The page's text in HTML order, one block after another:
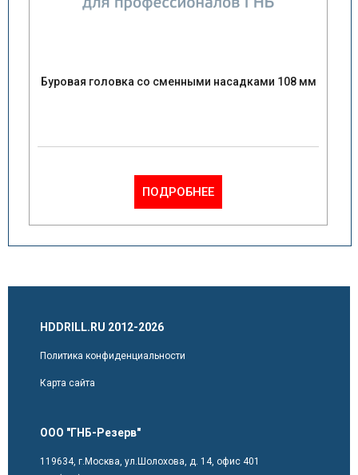
Буровая головка со сменными насадками 108 мм
ПОДРОБНЕЕ
HDDRILL.RU 2012-2026
Политика конфиденциальности
Карта сайта
ООО "ГНБ-Резерв"
119634, г.Москва, ул.Шолохова, д. 14, офис 401